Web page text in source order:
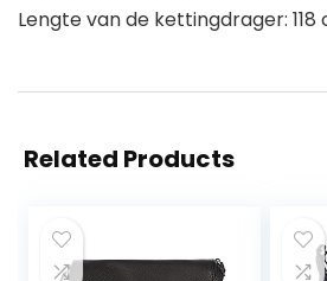
Lengte van de kettingdrager: 118
Related Products